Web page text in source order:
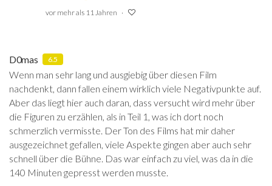
vor mehr als 11 Jahren
D0mas 6.5
Wenn man sehr lang und ausgiebig über diesen Film
nachdenkt, dann fallen einem wirklich viele Negativpunkte auf.
Aber das liegt hier auch daran, dass versucht wird mehr über
die Figuren zu erzählen, als in Teil 1, was ich dort noch
schmerzlich vermisste. Der Ton des Films hat mir daher
ausgezeichnet gefallen, viele Aspekte gingen aber auch sehr
schnell über die Bühne. Das war einfach zu viel, was da in die
140 Minuten gepresst werden musste.